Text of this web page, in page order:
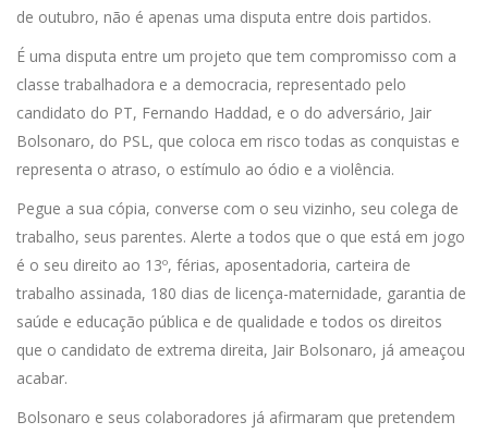
de outubro, não é apenas uma disputa entre dois partidos.
É uma disputa entre um projeto que tem compromisso com a
classe trabalhadora e a democracia, representado pelo
candidato do PT, Fernando Haddad, e o do adversário, Jair
Bolsonaro, do PSL, que coloca em risco todas as conquistas e
representa o atraso, o estímulo ao ódio e a violência.
Pegue a sua cópia, converse com o seu vizinho, seu colega de
trabalho, seus parentes. Alerte a todos que o que está em jogo
é o seu direito ao 13º, férias, aposentadoria, carteira de
trabalho assinada, 180 dias de licença-maternidade, garantia de
saúde e educação pública e de qualidade e todos os direitos
que o candidato de extrema direita, Jair Bolsonaro, já ameaçou
acabar.
Bolsonaro e seus colaboradores já afirmaram que pretendem